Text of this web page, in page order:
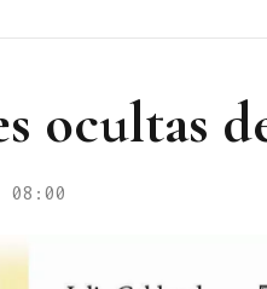
ocultas
08:00